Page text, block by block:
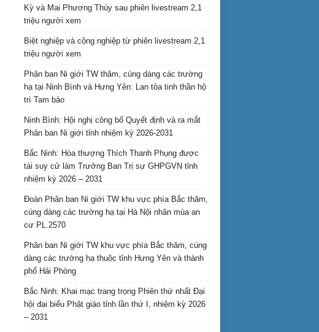
Kỳ và Mai Phương Thúy sau phiên livestream 2,1
triệu người xem
Biệt nghiệp và cộng nghiệp từ phiên livestream 2,1
triệu người xem
Phân ban Ni giới TW thăm, cúng dàng các trường
hạ tại Ninh Bình và Hưng Yên: Lan tỏa tinh thần hộ
trì Tam bảo
Ninh Bình: Hội nghị công bố Quyết định và ra mắt
Phân ban Ni giới tỉnh nhiệm kỳ 2026-2031
Bắc Ninh: Hòa thượng Thích Thanh Phụng được
tái suy cử làm Trưởng Ban Trị sự GHPGVN tỉnh
nhiệm kỳ 2026 – 2031
Đoàn Phân ban Ni giới TW khu vực phía Bắc thăm,
cúng dàng các trường hạ tại Hà Nội nhân mùa an
cư PL.2570
Phân ban Ni giới TW khu vực phía Bắc thăm, cúng
dàng các trường hạ thuộc tỉnh Hưng Yên và thành
phố Hải Phòng
Bắc Ninh: Khai mạc trang trọng Phiên thứ nhất Đại
hội đại biểu Phật giáo tỉnh lần thứ I, nhiệm kỳ 2026
– 2031